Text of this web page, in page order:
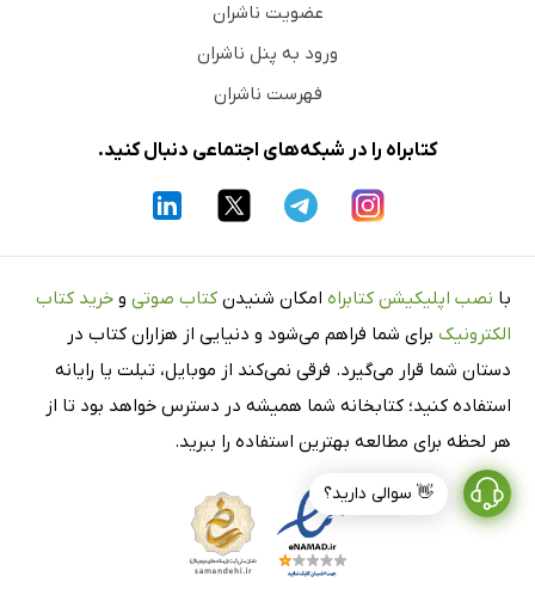
👋 سوالی دارید؟
عضویت ناشران
ورود به پنل ناشران
فهرست ناشران
کتابراه را در شبکه‌های اجتماعی دنبال کنید.
با نصب اپلیکیشن کتابراه امکان شنیدن کتاب صوتی و خرید کتاب
الکترونیک برای شما فراهم می‌شود و دنیایی از هزاران کتاب در
دستان شما قرار می‌گیرد. فرقی نمی‌کند از موبایل، تبلت یا رایانه
استفاده کنید؛ کتابخانه شما همیشه در دسترس خواهد بود تا از
هر لحظه برای مطالعه بهترین استفاده را ببرید.